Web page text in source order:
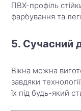
ПВХ-профіль
фарбування та
5. Сучасний
Вікна можна
завдяки
їх під будь-який